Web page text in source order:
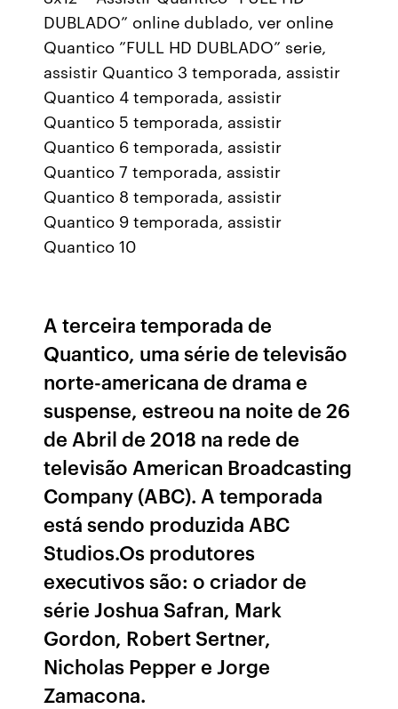
DUBLADO” online dublado, ver online
Quantico ”FULL HD DUBLADO” serie,
assistir Quantico 3 temporada, assistir
Quantico 4 temporada, assistir
Quantico 5 temporada, assistir
Quantico 6 temporada, assistir
Quantico 7 temporada, assistir
Quantico 8 temporada, assistir
Quantico 9 temporada, assistir
Quantico 10
A terceira temporada de
Quantico, uma série de televisão
norte-americana de drama e
suspense, estreou na noite de 26
de Abril de 2018 na rede de
televisão American Broadcasting
Company (ABC). A temporada
está sendo produzida ABC
Studios.Os produtores
executivos são: o criador de
série Joshua Safran, Mark
Gordon, Robert Sertner,
Nicholas Pepper e Jorge
Zamacona.